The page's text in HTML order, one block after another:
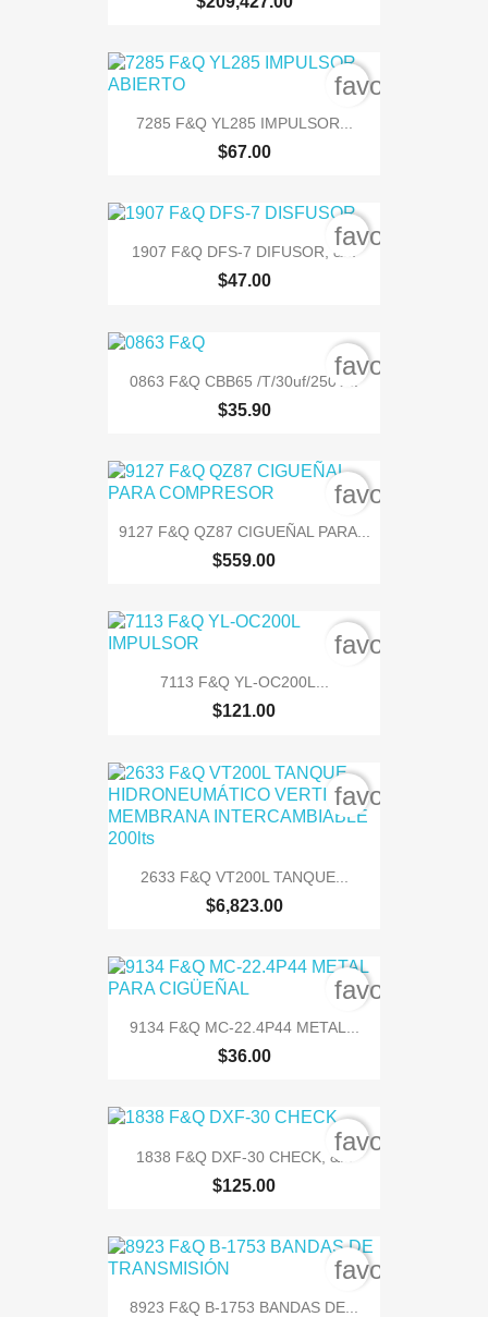
7285 F&Q YL285 IMPULSOR...
$67.00
1907 F&Q DFS-7 DIFUSOR, &...
$47.00
0863 F&Q CBB65 /T/30uf/250V...
$35.90
9127 F&Q QZ87 CIGUEÑAL PARA...
$559.00
7113 F&Q YL-OC200L...
$121.00
2633 F&Q VT200L TANQUE...
$6,823.00
9134 F&Q MC-22.4P44 METAL...
$36.00
1838 F&Q DXF-30 CHECK, &...
$125.00
8923 F&Q B-1753 BANDAS DE...